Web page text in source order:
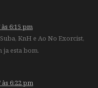
6:15 pm
KnH e Ao No Exorcist,
ja esta bom.
6:22 pm